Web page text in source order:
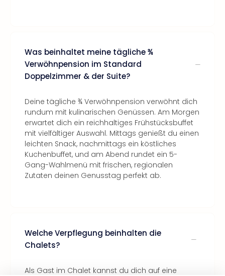
Was beinhaltet meine tägliche ¾
Verwöhnpension im Standard
Doppelzimmer & der Suite?
Deine tägliche ¾ Verwöhnpension verwöhnt dich
rundum mit kulinarischen Genüssen. Am Morgen
erwartet dich ein reichhaltiges Frühstücksbuffet
mit vielfältiger Auswahl. Mittags genießt du einen
leichten Snack, nachmittags ein köstliches
Kuchenbuffet, und am Abend rundet ein 5-
Gang-Wahlmenü mit frischen, regionalen
Zutaten deinen Genusstag perfekt ab.
Welche Verpflegung beinhalten die
Chalets?
Als Gast im Chalet kannst du dich auf eine